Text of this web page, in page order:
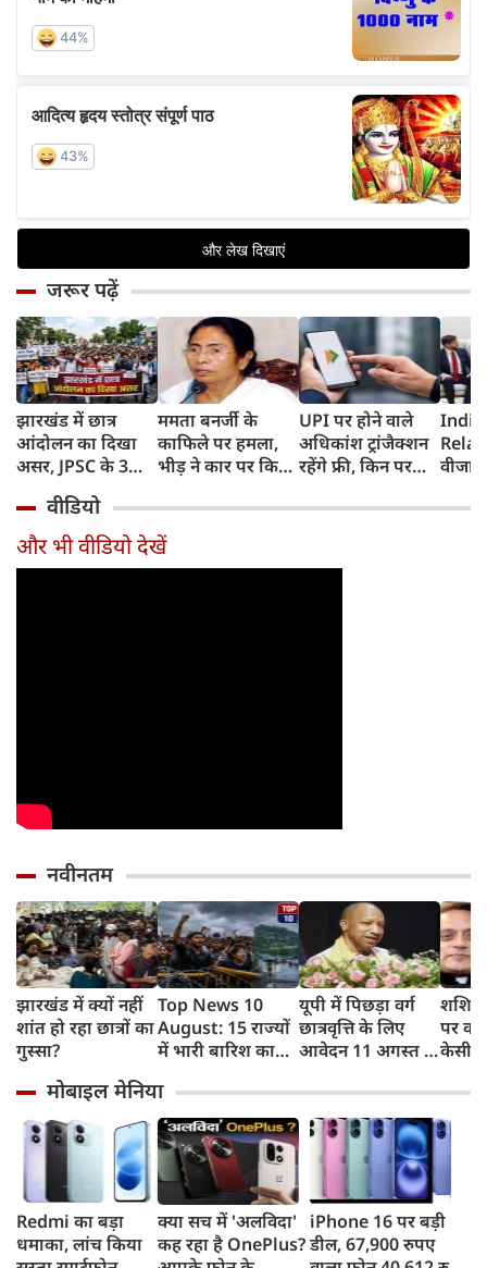
जरूर पढ़ें
झारखंड में छात्र
आंदोलन का दिखा
असर, JPSC के 3
इस्‍तीफा, प्रदर्शन को
लेकर क्या बोले CM
हेमंत सोरेन?
ममता बनर्जी के
काफिले पर हमला,
भीड़ ने कार पर किया
पुलिस पर लगा यह
आरोप
UPI पर होने वाले
अधिकांश ट्रांजैक्शन
रहेंगे फ्री, किन पर
ने दिया बड़ा अपडेट
वीजा
वीडियो
और भी वीडियो देखें
नवीनतम
झारखंड में क्यों नहीं
शांत हो रहा छात्रों का
गुस्सा?
Top News 10
August: 15 राज्यों
में भारी बारिश का
आज छात्रों का
विधानसभा मार्च
यूपी में पिछड़ा वर्ग
छात्रवृत्ति के लिए
आवेदन 11 अगस्त से,
तिथि, योगी सरकार में
छात्रों को मिला
मजबूत सहारा
शशि
पर
केसी
ने
मोबाइल मेनिया
Redmi का बड़ा
धमाका, लांच किया
क्या सच में 'अलविदा'
कह रहा है OnePlus?
iPhone 16 पर बड़ी
डील, 67,900 रुपए